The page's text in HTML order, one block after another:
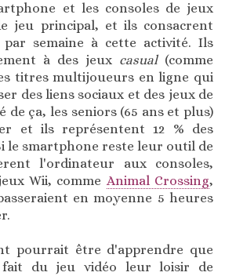
et les consoles de jeux
jeu principal, et ils consacrent
semaine à cette activité. Ils
à des jeux casual (comme
titres multijoueurs en ligne qui
des liens sociaux et des jeux de
de ça, les seniors (65 ans et plus)
et ils représentent 12 % des
le smartphone reste leur outil de
l'ordinateur aux consoles,
Wii, comme Animal Crossing,
en moyenne 5 heures
pourrait être d'apprendre que
fait du jeu vidéo leur loisir de